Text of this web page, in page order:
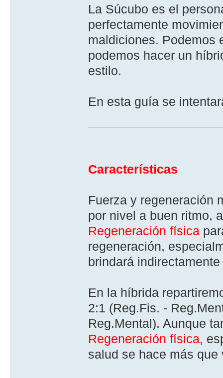
La Súcubo es el
perfectamente
maldiciones. Podemos
podemos hacer un
estilo.
En esta guí­a se
Caracterí­sticas
Fuerza y regeneración
por nivel a buen ritmo,
Regeneración fí­sica
regeneración,
brindará
En la hí­brida
2:1 (Reg.Fis. -
Reg.Mental). Aunque
Regeneración fí­sica,
salud se hace más que